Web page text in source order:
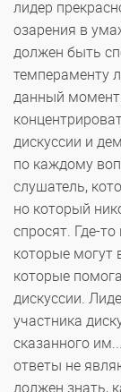
лидер
озарения в
должен быть
темпераменту
данный
дискуссии и
по каждому
слушатель,
но который
спросят. Где-
которые могут
которые
дискуссии.
участника
сказанного
ответы не
должен знать,